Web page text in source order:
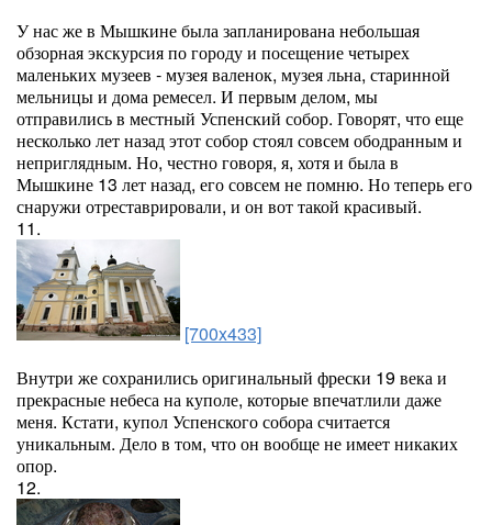
У нас же в Мышкине была запланирована небольшая
обзорная экскурсия по городу и посещение четырех
маленьких музеев - музея валенок, музея льна, старинной
мельницы и дома ремесел. И первым делом, мы
отправились в местный Успенский собор. Говорят, что еще
несколько лет назад этот собор стоял совсем ободранным и
неприглядным. Но, честно говоря, я, хотя и была в
Мышкине 13 лет назад, его совсем не помню. Но теперь его
снаружи отреставрировали, и он вот такой красивый.
11.
[700x433]
Внутри же сохранились оригинальный фрески 19 века и
прекрасные небеса на куполе, которые впечатлили даже
меня. Кстати, купол Успенского собора считается
уникальным. Дело в том, что он вообще не имеет никаких
опор.
12.